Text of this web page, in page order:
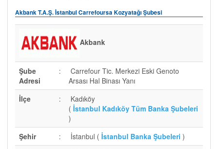
Akbank T.A.Ş. İstanbul Carrefoursa Kozyatağı Şubesi
Akbank
Şube
Adresi
:
Carrefour Tic. Merkezi Eski Genoto
Arsası Hal Binası Yanı
İlçe
:
Kadıköy
( İstanbul Kadıköy Tüm Banka Şubeleri
)
Şehir
: İstanbul ( İstanbul Banka Şubeleri )